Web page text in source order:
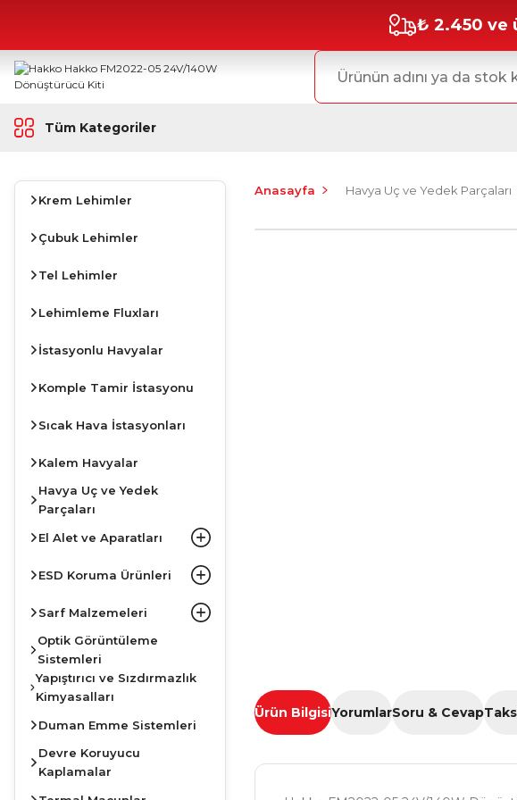
₺ 2.450 ve
Tüm Kategoriler
Krem Lehimler
Çubuk Lehimler
Tel Lehimler
Lehimleme Fluxları
İstasyonlu Havyalar
Komple Tamir İstasyonu
Sıcak Hava İstasyonları
Kalem Havyalar
Havya Uç ve Yedek
Parçaları
El Alet ve Aparatları
ESD Koruma Ürünleri
Sarf Malzemeleri
Optik Görüntüleme
Sistemleri
Yapıştırıcı ve Sızdırmazlık
Kimyasalları
Duman Emme Sistemleri
Devre Koruyucu
Kaplamalar
Anasayfa Havya Uç ve Yedek Parçaları
Ürün BilgisiYorumlarSoru & Cevap